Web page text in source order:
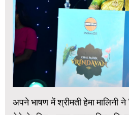
अपने भाषण में श्रीमती हेमा मालिनी